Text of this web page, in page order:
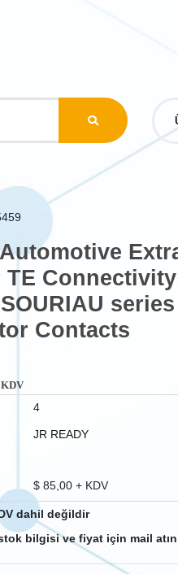
Automotive
TE
Contacts
4
JR READY
$ 85,00+ KDV
dahil değildir
bilgisi ve fiyat için mail